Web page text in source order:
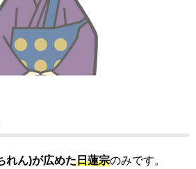
れん)が広めた日蓮宗のみです。